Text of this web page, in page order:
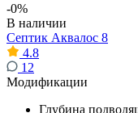
-0%
В наличии
Септик Аквалос 8
4.8
12
Модификации
Глубина